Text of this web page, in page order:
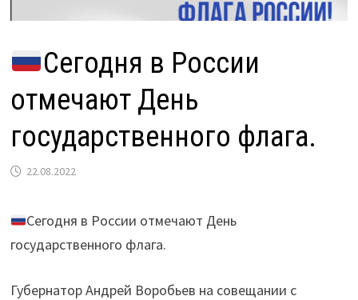
Сегодня в России
отмечают День
государственного флага.
22.08.2022
Сегодня в России отмечают День
государственного флага.
Губернатор Андрей Воробьев на совещании с